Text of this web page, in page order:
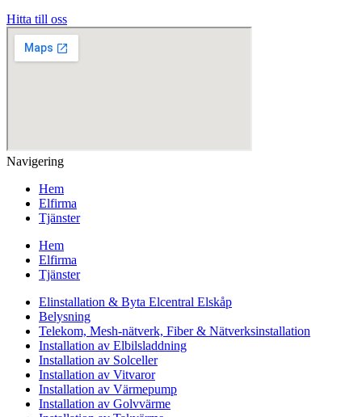
Hitta till oss
Navigering
Hem
Elfirma
Tjänster
Hem
Elfirma
Tjänster
Elinstallation & Byta Elcentral Elskåp
Belysning
Telekom, Mesh-nätverk, Fiber & Nätverksinstallation
Installation av Elbilsladdning
Installation av Solceller
Installation av Vitvaror
Installation av Värmepump
Installation av Golvvärme